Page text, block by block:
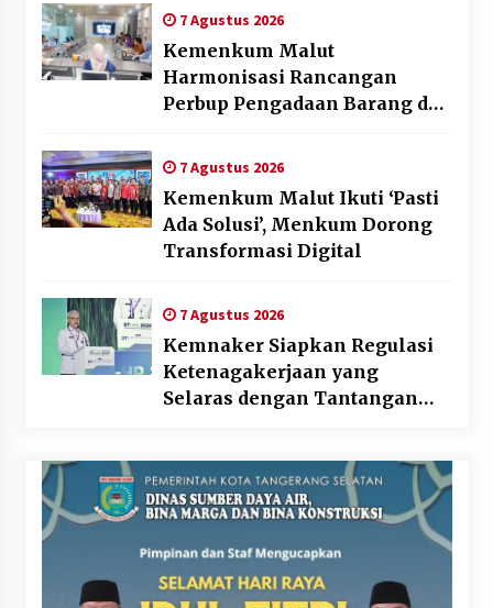
Daerah
7 Agustus 2026
Kemenkum Malut
Harmonisasi Rancangan
Perbup Pengadaan Barang dan
7 Agustus 2026
Kemenkum Malut Ikuti ‘Pasti
Ada Solusi’, Menkum Dorong
Transformasi Digital
7 Agustus 2026
Kemnaker Siapkan Regulasi
Ketenagakerjaan yang
Selaras dengan Tantangan